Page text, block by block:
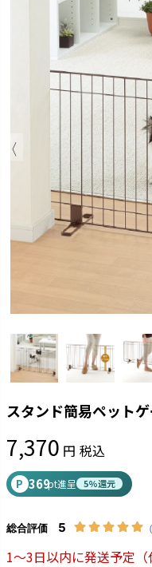
スタンド簡易ペット
7,370 税込
P 369pt進呈 5%還元
1～3日以内に発送予定